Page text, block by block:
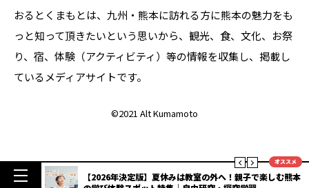
おるとくまもとは、九州・熊本に訪れる方に熊本の魅力をも
っと知って頂きたいという思いから、観光、食、文化、お祭
り、宿、体験（アクティビティ）等の情報を収集し、掲載し
ているメディアサイトです。
©2021 Alt Kumamoto
オススメ
度抜群
【2026年決定版】夏休みは教室の外へ！親子で楽しむ熊本